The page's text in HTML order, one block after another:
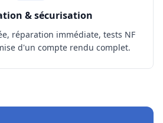
& sécurisation
réparation immédiate, tests NF
d'un compte rendu complet.